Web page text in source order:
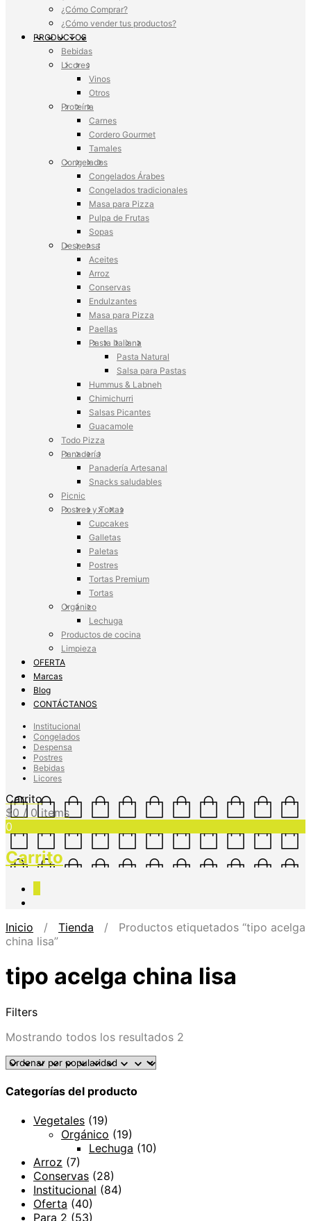
¿Cómo Comprar?
¿Cómo vender tus productos?
PRODUCTOS
Bebidas
Licores
Vinos
Otros
Proteína
Carnes
Cordero Gourmet
Tamales
Congelados
Congelados Árabes
Congelados tradicionales
Masa para Pizza
Pulpa de Frutas
Sopas
Despensa
Aceites
Arroz
Conservas
Endulzantes
Masa para Pizza
Paellas
Pasta Italiana
Pasta Natural
Salsa para Pastas
Hummus & Labneh
Chimichurri
Salsas Picantes
Guacamole
Todo Pizza
Panadería
Panadería Artesanal
Snacks saludables
Picnic
Postres y Tortas
Cupcakes
Galletas
Paletas
Postres
Tortas Premium
Tortas
Orgánico
Lechuga
Productos de cocina
Limpieza
OFERTA
Marcas
Blog
CONTÁCTANOS
Institucional
Congelados
Despensa
Postres
Bebidas
Licores
Carrito
$0 / 0 items
0
Carrito
Inicio / Tienda / Productos etiquetados “tipo acelga
china lisa”
tipo acelga china lisa
Filters
Mostrando todos los resultados 2
Categorías del producto
Vegetales (19)
Orgánico (19)
Lechuga (10)
Arroz (7)
Conservas (28)
Institucional (84)
Oferta (40)
Para 2 (53)